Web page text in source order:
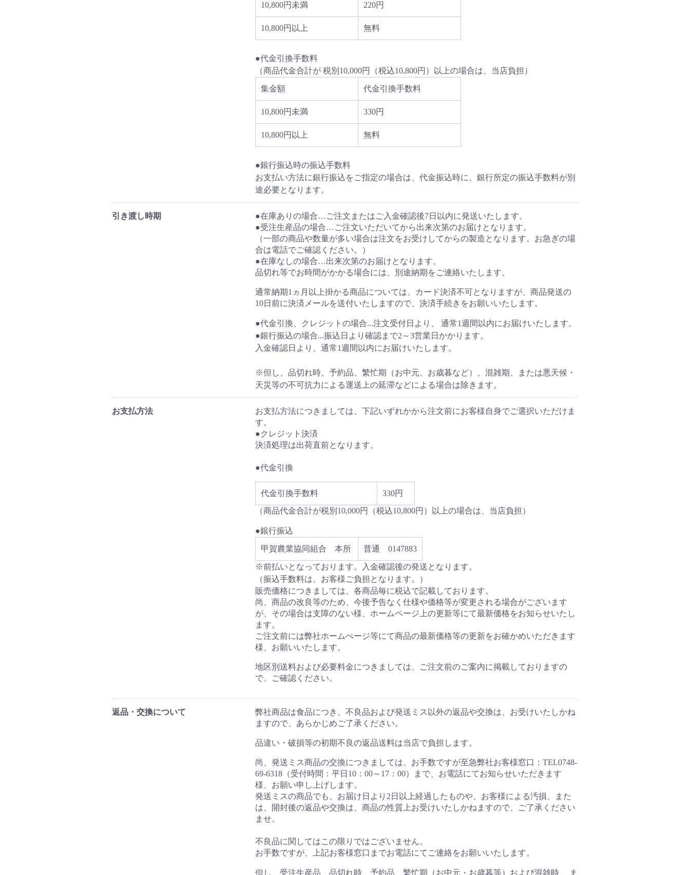
10,800円未満 220円
10,800円以上 無料
●代金引換手数料
（商品代金合計が 税別10,000円（税込10,800円）以上の場合は、当店負担）
集金額 代金引換手数料
10,800円未満 330円
10,800円以上 無料
●銀行振込時の振込手数料
お支払い方法に銀行振込をご指定の場合は、代金振込時に、銀行所定の振込手数料が別
途必要となります。
引き渡し時期
●在庫ありの場合…ご注文またはご入金確認後7日以内に発送いたします。
●受注生産品の場合…ご注文いただいてから出来次第のお届けとなります。
（一部の商品や数量が多い場合は注文をお受けしてからの製造となります。お急ぎの場
合は電話でご確認ください。）
●在庫なしの場合…出来次第のお届けとなります。
品切れ等でお時間がかかる場合には、別途納期をご連絡いたします。
通常納期1ヵ月以上掛かる商品については、カード決済不可となりますが、商品発送の
10日前に決済メールを送付いたしますので、決済手続きをお願いいたします。
●代金引換、クレジットの場合...注文受付日より、 通常1週間以内にお届けいたします。
●銀行振込の場合...振込日より確認まで2～3営業日かかります。
入金確認日より、通常1週間以内にお届けいたします。
※但し、品切れ時、予約品、繁忙期（お中元、お歳暮など）、混雑期、または悪天候・
天災等の不可抗力による運送上の延滞などによる場合は除きます。
お支払方法
お支払方法につきましては、下記いずれかから注文前にお客様自身でご選択いただけま
す。
●クレジット決済
決済処理は出荷直前となります。
●代金引換
代金引換手数料
330円
（商品代金合計が税別10,000円（税込10,800円）以上の場合は、当店負担）
●銀行振込
甲賀農業協同組合 本所 普通 0147883
※前払いとなっております。入金確認後の発送となります。
（振込手数料は、お客様ご負担となります。）
販売価格につきましては、各商品毎に税込で記載しております。
尚、商品の改良等のため、今後予告なく仕様や価格等が変更される場合がございます
が、その場合は支障のない様、ホームページ上の更新等にて最新価格をお知らせいたし
ます。
ご注文前には弊社ホームぺージ等にて商品の最新価格等の更新をお確かめいただきます
様、お願いいたします。
地区別送料および必要料金につきましては、ご注文前のご案内に掲載しておりますの
で、ご確認ください。
返品・交換について
弊社商品は食品につき、不良品および発送ミス以外の返品や交換は、お受けいたしかね
ますので、あらかじめご了承ください。
品違い・破損等の初期不良の返品送料は当店で負担します。
尚、発送ミス商品の交換につきましては、お手数ですが至急弊社お客様窓口：TEL0748-
69-6318（受付時間：平日10：00～17：00）まで、お電話にてお知らせいただきます
様、お願い申し上げします。
発送ミスの商品でも、お届け日より2日以上経過したものや、お客様による汚損、また
は、開封後の返品や交換は、商品の性質上お受けいたしかねますので、ご了承ください
ませ。
不良品に関してはこの限りではございません。
お手数ですが、上記お客様窓口までお電話にてご連絡をお願いいたします。
但し、受注生産品、品切れ時、予約品、繁忙期（お中元・お歳暮等）および混雑時 、ま